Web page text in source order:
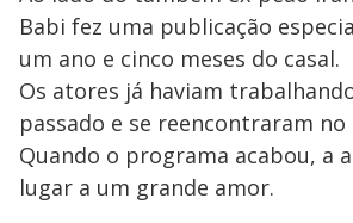
Babi fez uma publicação
um ano e cinco meses do casal.
Os atores já haviam
passado e se reencontraram
Quando o programa acabou, a
lugar a um grande amor.